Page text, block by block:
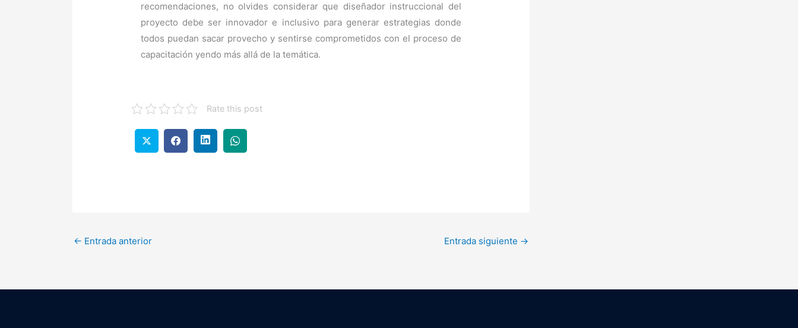
recomendaciones, no olvides considerar que diseñador instruccional del
proyecto debe ser innovador e inclusivo para generar estrategias donde
todos puedan sacar provecho y sentirse comprometidos con el proceso de
capacitación yendo más allá de la temática.
Rate this post
← Entrada anterior Entrada siguiente →